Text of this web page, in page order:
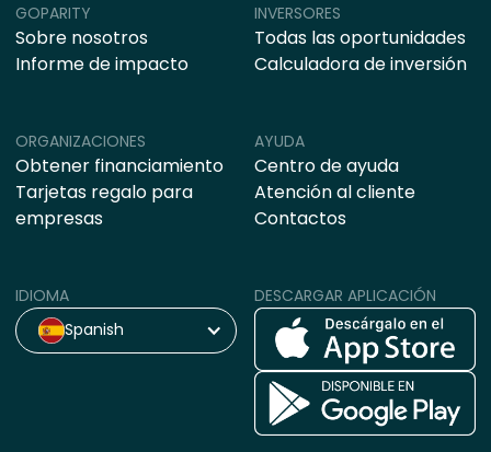
ORGANIZACIONES
Obtener financiamiento
Tarjetas regalo para
empresas
AYUDA
Centro de ayuda
Atención al cliente
Contactos
GOPARITY
Sobre nosotros
Informe de impacto
INVERSORES
Todas las oportunidades
Calculadora de inversión
IDIOMA
Spanish
DESCARGAR APLICACIÓN